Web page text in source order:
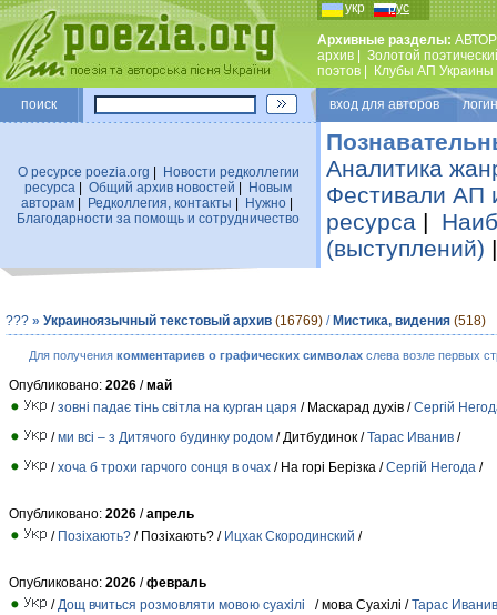
укр рус
Архивные разделы:
архив
Золотой
поэтов
Клубы АП Украины
поиск вход для авторов
О ресурсе poezia.org
Новости редколлегии
ресурса
Общий архив новостей
Новым
авторам| Редколлегия, контакты Нужно|
Благодарности за помощь и сотрудничество
Аналитика
Фестивали АП
ресурса |
(выступлений)
??? » Украиноязычный текстовый архив (16769) / Мистика, видения (518)
Для получения комментариев о графических символахслева возле первых
Опубликовано: 2026 /май
/зовні падає тінь світла на курган царя / Маскарад духів /Сергій
/ми всі – з Дитячого будинку родом / Дитбудинок /Тарас Иванив /
/хоча б трохи гарчого сонця в очах / На горі Берізка /Сергій Негода /
Опубликовано: 2026 /апрель
/ Позіхають? / Позіхають? / Ицхак Скородинский /
Опубликовано: 2026 /февраль
/ Дощ вчиться розмовляти мовою суахілі / мова Суахілі /Тарас Иванив